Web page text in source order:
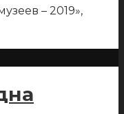
– 2019»,